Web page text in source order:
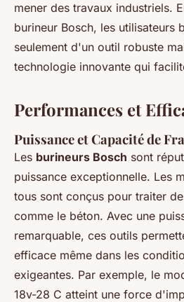
mener des travaux industriels.
burineur Bosch, les utilisateurs
seulement d'un outil robuste
technologie innovante qui
Performances et
Puissance et Capacité de
Les burineurs Bosch sont
puissance exceptionnelle. Les
tous sont conçus pour traiter
comme le béton. Avec une
remarquable, ces outils
efficace même dans les
exigeantes. Par exemple, le
18v-28 C atteint une force